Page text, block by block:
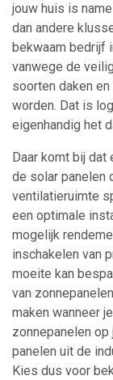
jouw huis is
dan andere
bekwaam bedrijf
vanwege de
soorten daken
worden. Dat is
eigenhandig het
Daar komt bij
de solar panelen
ventilatieruimte
een optimale
mogelijk
inschakelen van
moeite kan
van
maken wanneer
zonnepanelen
panelen uit de
Kies dus voor